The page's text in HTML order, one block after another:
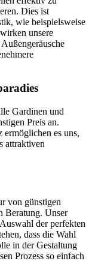
Dies ist
wie beispielsweise
unsere
Gardinen und
Preis an.
ermöglichen es uns,
attraktiven
von günstigen
Beratung. Unser
der perfekten
dass die Wahl
in der Gestaltung
Prozess so einfach